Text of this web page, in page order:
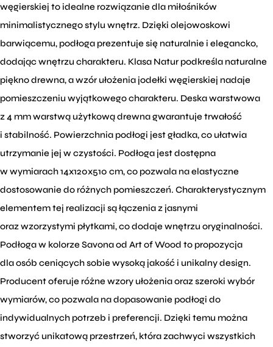
węgierskiej to idealne rozwiązanie dla miłośników
minimalistycznego stylu wnętrz. Dzięki olejowoskowi
barwiącemu, podłoga prezentuje się naturalnie i elegancko,
dodając wnętrzu charakteru. Klasa Natur podkreśla naturalne
piękno drewna, a wzór ułożenia jodełki węgierskiej nadaje
pomieszczeniu wyjątkowego charakteru. Deska warstwowa
z 4 mm warstwą użytkową drewna gwarantuje trwałość
i stabilność. Powierzchnia podłogi jest gładka, co ułatwia
utrzymanie jej w czystości. Podłoga jest dostępna
w wymiarach 14x120x510 cm, co pozwala na elastyczne
dostosowanie do różnych pomieszczeń. Charakterystycznym
elementem tej realizacji są łączenia z jasnymi
oraz wzorzystymi płytkami, co dodaje wnętrzu oryginalności.
Podłoga w kolorze Savona od Art of Wood to propozycja
dla osób ceniących sobie wysoką jakość i unikalny design.
Producent oferuje różne wzory ułożenia oraz szeroki wybór
wymiarów, co pozwala na dopasowanie podłogi do
indywidualnych potrzeb i preferencji. Dzięki temu można
stworzyć unikatową przestrzeń, która zachwyci wszystkich